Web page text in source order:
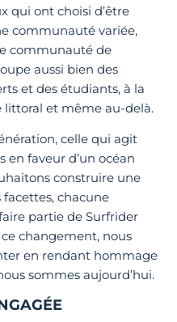
qui ont choisi d’être
communauté variée,
communauté de
aussi bien des
et des étudiants, à la
littoral et même au-delà.
celle qui agit
faveur d’un océan
construire une
chacune
partie de Surfrider
changement, nous
en rendant hommage
sommes aujourd’hui.